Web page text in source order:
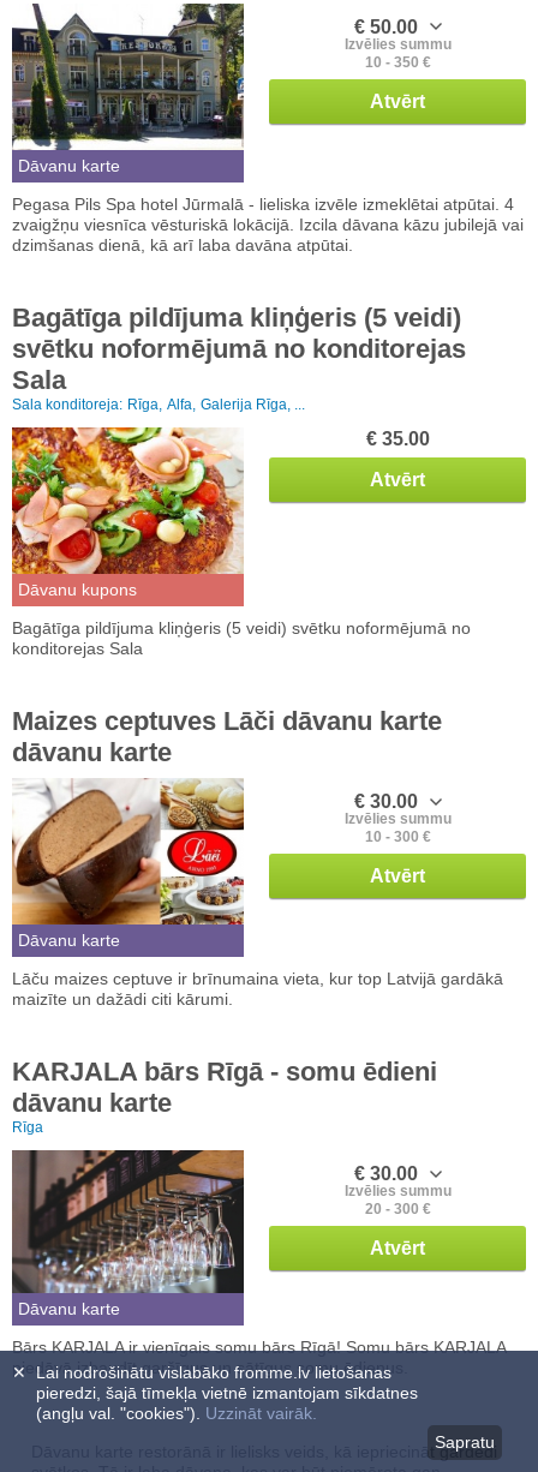
Dāvanu karte
€ 50.00
Izvēlies summu
10 - 350 €
Atvērt
Pegasa Pils Spa hotel Jūrmalā - lieliska izvēle izmeklētai atpūtai. 4
zvaigžņu viesnīca vēsturiskā lokācijā. Izcila dāvana kāzu jubilejā vai
dzimšanas dienā, kā arī laba davāna atpūtai.
Bagātīga pildījuma kliņģeris (5 veidi)
svētku noformējumā no konditorejas
Sala
Sala konditoreja: Rīga, Alfa, Galerija Rīga, ...
Dāvanu kupons
€ 35.00
Atvērt
Bagātīga pildījuma kliņģeris (5 veidi) svētku noformējumā no
konditorejas Sala
Maizes ceptuves Lāči dāvanu karte
dāvanu karte
Dāvanu karte
€ 30.00
Izvēlies summu
10 - 300 €
Atvērt
Lāču maizes ceptuve ir brīnumaina vieta, kur top Latvijā gardākā
maizīte un dažādi citi kārumi.
KARJALA bārs Rīgā - somu ēdieni
dāvanu karte
Rīga
Dāvanu karte
€ 30.00
Izvēlies summu
20 - 300 €
Atvērt
Bārs KARJALA ir vienīgais somu bārs Rīgā! Somu bārs KARJALA
piedāvā izbaudīt garšīgus un sātīgus somu ēdienus.
Dāvanu karte restorānā ir lielisks veids, kā iepriecināt gardēdi
Lai nodrošinātu vislabāko fromme.lv lietošanas
pieredzi, šajā tīmekļa vietnē izmantojam sīkdatnes
(angļu val. "cookies"). Uzzināt vairāk.
Sapratu
✕